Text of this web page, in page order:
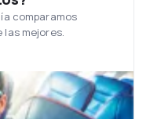
comparamos
mejores.